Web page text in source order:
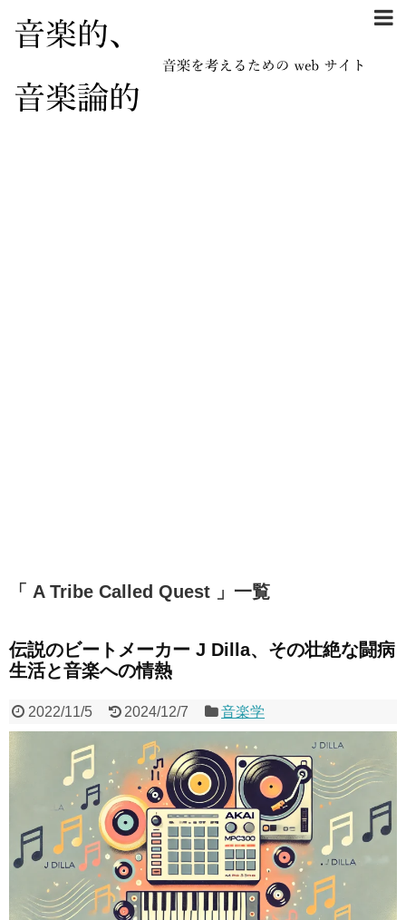
「 A Tribe Called Quest 」一覧
伝説のビートメーカー J Dilla、その壮絶な闘病
生活と音楽への情熱
2022/11/5 2024/12/7 音楽学